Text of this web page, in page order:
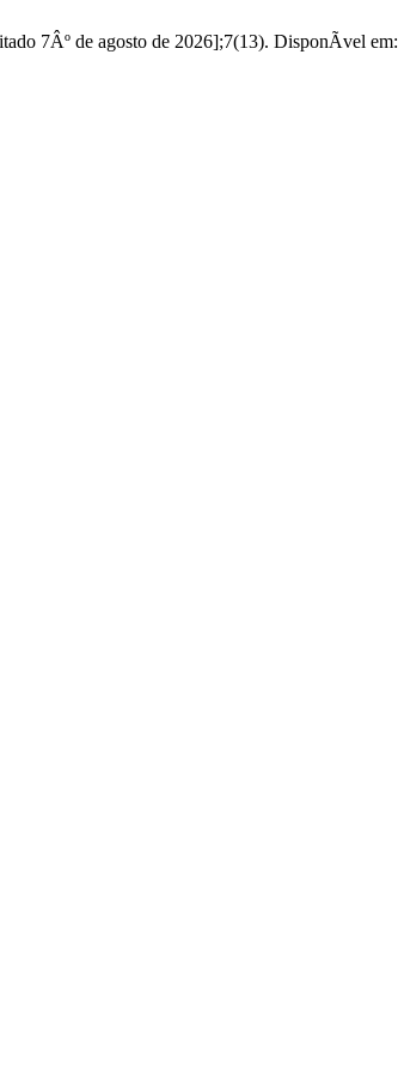
7Âº de agosto de 2026];7(13). DisponÃ­vel em: